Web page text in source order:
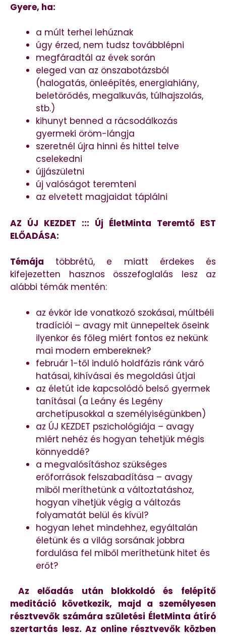
Gyere, ha:
a múlt terhei lehúznak
úgy érzed, nem tudsz továbblépni
megfáradtál az évek során
eleged van az önszabotázsból
(halogatás, önleépítés, energiahiány,
beletörődés, megalkuvás, túlhajszolás,
stb.)
kihunyt benned a rácsodálkozás
gyermeki öröm-lángja
szeretnél újra hinni és hittel telve
cselekedni
újjászületni
új valóságot teremteni
az elvetett magjaidat táplálni
AZ ÚJ KEZDET ::: Új ÉletMinta Teremtő EST
ELŐADÁSA:
Témája többrétű, e miatt érdekes és
kifejezetten hasznos összefoglalás lesz az
alábbi témák mentén:
az évkör ide vonatkozó szokásai, múltbéli
tradíciói – avagy mit ünnepeltek őseink
ilyenkor és főleg miért fontos ez nekünk
mai modern embereknek?
február 1-től induló holdfázis ránk váró
hatásai, kihívásai és megoldási útjai
az életút ide kapcsolódó belső gyermek
tanításai (a Leány és Legény
archetípusokkal a személyiségünkben)
az ÚJ KEZDET pszichológiája – avagy
miért nehéz és hogyan tehetjük mégis
könnyeddé?
a megvalósításhoz szükséges
erőforrások felszabadítása – avagy
miből meríthetünk a változtatáshoz,
hogyan vihetjük végig a változás
folyamatát belül és kívül?
hogyan lehet mindehhez, egyáltalán
életünk és a világ sorsának jobbra
fordulása fel miből meríthetünk hitet és
erőt?
Az előadás után blokkoldó és felépítő
meditáció következik, majd a személyesen
résztvevők számára születési ÉletMinta átíró
szertartás lesz. Az online résztvevők közben